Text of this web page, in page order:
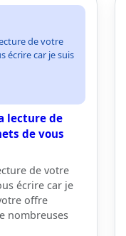
de votre
écrire car je suis
lecture de
de vous
de votre
écrire car je
offre
nombreuses